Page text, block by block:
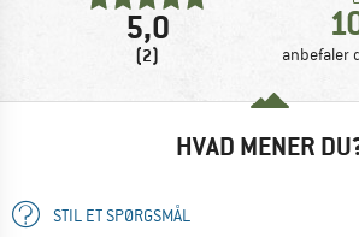
5,0
(2) anbefaler
HVAD MENER
STIL ET SPØRGSMÅL